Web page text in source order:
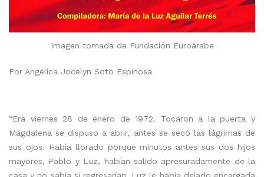
Imagen tomada de Fundación Euroárabe
Por Angélica Jocelyn Soto Espinosa
“Era viernes 28 de enero de 1972. Tocaron a la puerta y
Magdalena se dispuso a abrir, antes se secó las lágrimas de
sus ojos. Había llorado porque minutos antes sus dos hijos
mayores, Pablo y Luz, habían salido apresuradamente de la
casa y no sabía si regresarían. Luz le había dejado encargada